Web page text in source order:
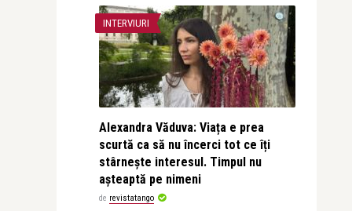
INTERVIURI
Alexandra Văduva: Viața e prea
scurtă ca să nu încerci tot ce îți
stârnește interesul. Timpul nu
așteaptă pe nimeni
de revistatango